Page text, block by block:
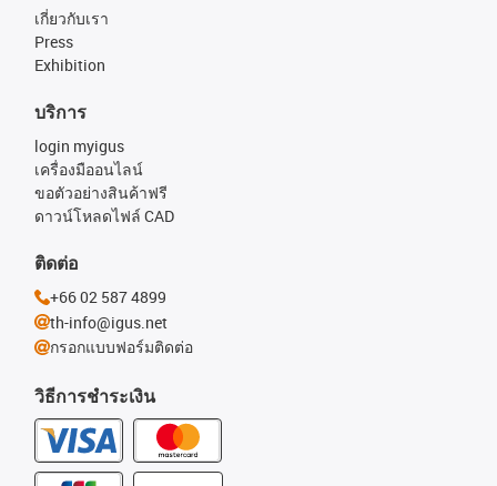
เกี่ยวกับเรา
Press
Exhibition
วิธีการชำระเงิน
บริการ
login myigus
เครื่องมืออนไลน์
ขอตัวอย่างสินค้าฟรี
ดาวน์โหลดไฟล์ CAD
ติดต่อ
+66 02 587 4899
th-info@igus.net
กรอกแบบฟอร์มติดต่อ